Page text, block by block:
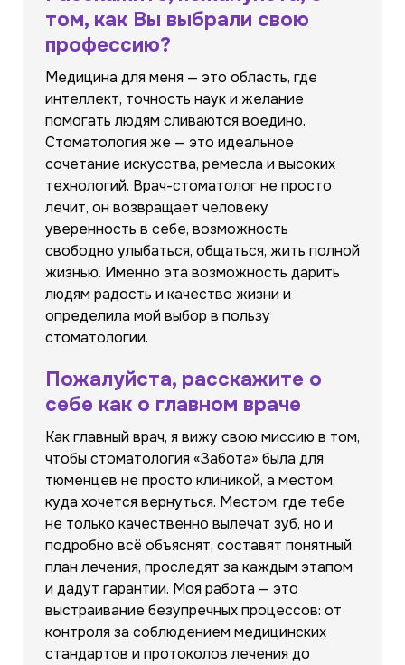
том, как Вы выбрали свою
профессию?
Медицина для меня — это область, где
интеллект, точность наук и желание
помогать людям сливаются воедино.
Стоматология же — это идеальное
сочетание искусства, ремесла и высоких
технологий. Врач-стоматолог не просто
лечит, он возвращает человеку
уверенность в себе, возможность
свободно улыбаться, общаться, жить полной
жизнью. Именно эта возможность дарить
людям радость и качество жизни и
определила мой выбор в пользу
стоматологии.
Пожалуйста, расскажите о
себе как о главном враче
Как главный врач, я вижу свою миссию в том,
чтобы стоматология «Забота» была для
тюменцев не просто клиникой, а местом,
куда хочется вернуться. Местом, где тебе
не только качественно вылечат зуб, но и
подробно всё объяснят, составят понятный
план лечения, проследят за каждым этапом
и дадут гарантии. Моя работа — это
выстраивание безупречных процессов: от
контроля за соблюдением медицинских
стандартов и протоколов лечения до